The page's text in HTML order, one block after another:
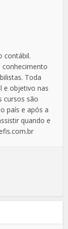
contábil.
conhecimento
Toda
e objetivo nas
cursos são
país e após a
quando e